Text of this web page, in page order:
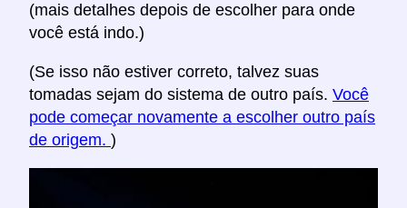
(mais detalhes depois de escolher para onde
você está indo.)
(Se isso não estiver correto, talvez suas
tomadas sejam do sistema de outro país. Você
pode começar novamente a escolher outro país
de origem. )